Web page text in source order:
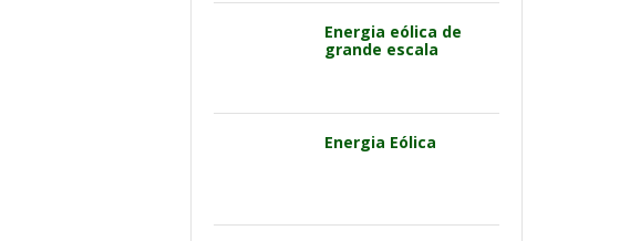
Energia eólica de
grande escala
Energia Eólica